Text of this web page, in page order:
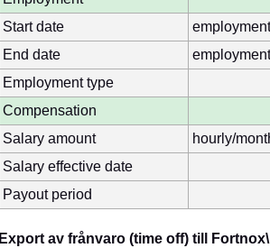
Start date
End date
Employment type
Compensation
Salary amount
hourly/
Salary effective date
Payout period
Export av frånvaro (time off) till Fortnox\